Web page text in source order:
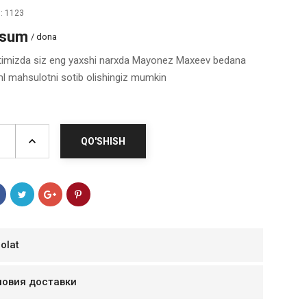
1123
/ dona
siz eng yaxshi narxda Mayonez Maxeev bedana
mahsulotni sotib olishingiz mumkin
QO'SHISH
доставки